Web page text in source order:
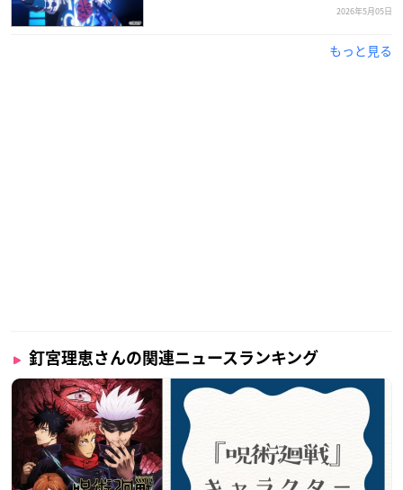
2026年5月05日
もっと見る
釘宮理恵さんの関連ニュースランキング